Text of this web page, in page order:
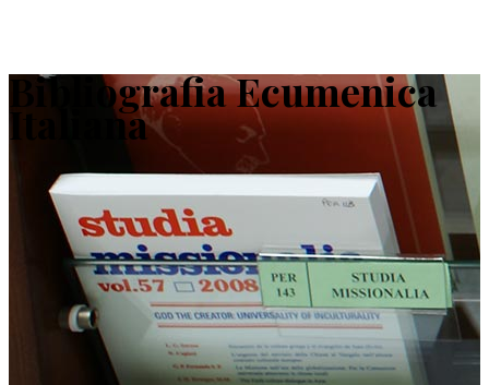
Bibliografia Ecumenica
Italiana